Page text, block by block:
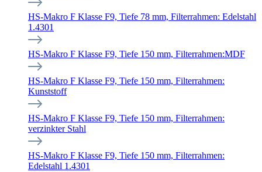
HS-Makro F Klasse F9, Tiefe 78 mm, Filterrahmen: Edelstahl
1.4301
HS-Makro F Klasse F9, Tiefe 150 mm, Filterrahmen:MDF
HS-Makro F Klasse F9, Tiefe 150 mm, Filterrahmen:
Kunststoff
HS-Makro F Klasse F9, Tiefe 150 mm, Filterrahmen:
verzinkter Stahl
HS-Makro F Klasse F9, Tiefe 150 mm, Filterrahmen:
Edelstahl 1.4301